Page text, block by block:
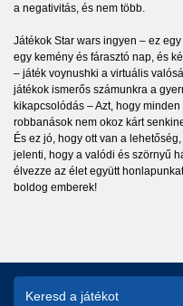
a negativitás, és nem több.
Játékok Star wars ingyen – ez
egy kemény és fárasztó nap, és
– játék voynushki a virtuális
játékok ismerős számunkra a
kikapcsolódás – Azt, hogy
robbanások nem okoz kárt
És ez jó, hogy ott van a
jelenti, hogy a valódi és szörnyű
élvezze az élet együtt
boldog emberek!